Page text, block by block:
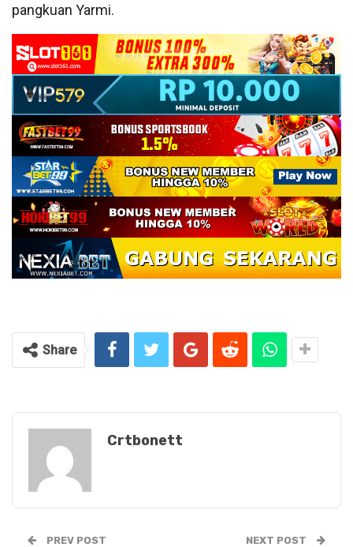
pangkuan Yarmi.
Share
Crtbonett
PREV POST NEXT POST